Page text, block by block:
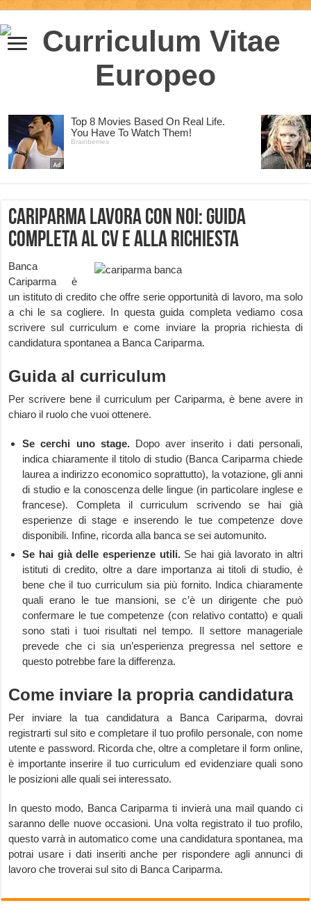
Cariparma lavora con noi: guida
completa al CV e alla richiesta
Banca
Cariparma è
un istituto di credito che offre serie opportunità di lavoro, ma solo
a chi le sa cogliere. In questa guida completa vediamo cosa
scrivere sul curriculum e come inviare la propria richiesta di
candidatura spontanea a Banca Cariparma.
Guida al curriculum
Per scrivere bene il curriculum per Cariparma, è bene avere in
chiaro il ruolo che vuoi ottenere.
Se cerchi uno stage.Dopo aver inserito i dati personali,
indica chiaramente il titolo di studio (Banca Cariparma chiede
laurea a indirizzo economico soprattutto), la votazione, gli anni
di studio e la conoscenza delle lingue (in particolare inglese e
francese). Completa il curriculum scrivendo se hai già
esperienze di stage e inserendo le tue competenze dove
disponibili. Infine, ricorda alla banca se sei automunito.
Se hai già delle esperienze utili. Se hai già lavorato in altri
istituti di credito, oltre a dare importanza ai titoli di studio, è
bene che il tuo curriculum sia più fornito. Indica chiaramente
quali erano le tue mansioni, se c’è un dirigente che può
confermare le tue competenze (con relativo contatto) e quali
sono stati i tuoi risultati nel tempo. Il settore manageriale
prevede che ci sia un’esperienza pregressa nel settore e
questo potrebbe fare la differenza.
Come inviare la propria candidatura
Per inviare la tua candidatura a Banca Cariparma, dovrai
registrarti sul sito e completare il tuo profilo personale, con nome
utente e password. Ricorda che, oltre a completare il form online,
è importante inserire il tuo curriculum ed evidenziare quali sono
le posizioni alle quali sei interessato.
In questo modo, Banca Cariparma ti invierà una mail quando ci
saranno delle nuove occasioni. Una volta registrato il tuo profilo,
questo varrà in automatico come una candidatura spontanea, ma
potrai usare i dati inseriti anche per rispondere agli annunci di
lavoro che troverai sul sito di Banca Cariparma.